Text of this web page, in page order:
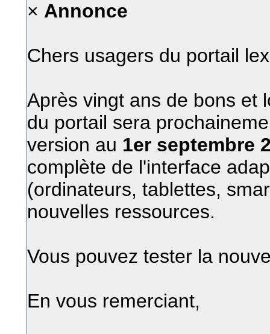
× Annonce
Chers usagers du portail
Après vingt ans de bons et
du portail sera
version au 1er septembre
complète de l'interface
(ordinateurs, tablettes,
nouvelles ressources.
Vous pouvez tester la
En vous remerciant,